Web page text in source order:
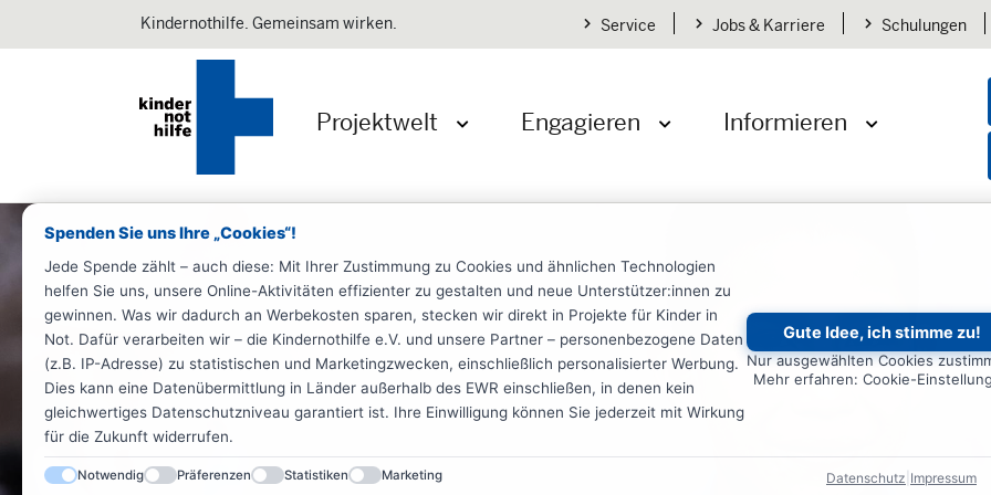
Spenden Sie uns Ihre „Cookies“!
Jede Spende zählt – auch diese: Mit Ihrer Zustimmung zu Cookies und ähnlichen Technologien
helfen Sie uns, unsere Online-Aktivitäten effizienter zu gestalten und neue Unterstützer:innen zu
gewinnen. Was wir dadurch an Werbekosten sparen, stecken wir direkt in Projekte für Kinder in
Not. Dafür verarbeiten wir – die Kindernothilfe e.V. und unsere Partner – personenbezogene Daten
(z.B. IP-Adresse) zu statistischen und Marketingzwecken, einschließlich personalisierter Werbung.
Dies kann eine Datenübermittlung in Länder außerhalb des EWR einschließen, in denen kein
gleichwertiges Datenschutzniveau garantiert ist. Ihre Einwilligung können Sie jederzeit mit Wirkung
für die Zukunft widerrufen.
Gute Idee, ich stimme zu!
Nur ausgewählten Cookies
Mehr erfahren: Cookie-
Notwendig Präferenzen Statistiken Marketing Datenschutz Impressum
Kindernothilfe. Gemeinsam wirken. Service Jobs & Karriere Schulungen
Projektwelt Engagieren Informieren